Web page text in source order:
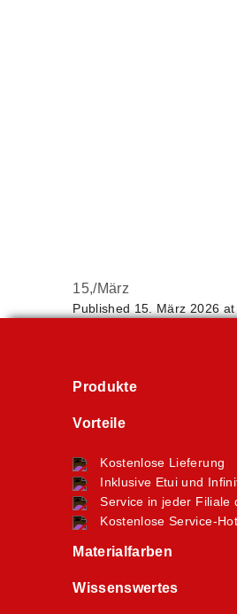
15,/März
Published 15. März 2026 at
Produkte
Vorteile
Kostenlose Lieferung
Inklusive Etui und
Service in jeder Filiale
Kostenlose Service-
Materialfarben
Wissenswertes